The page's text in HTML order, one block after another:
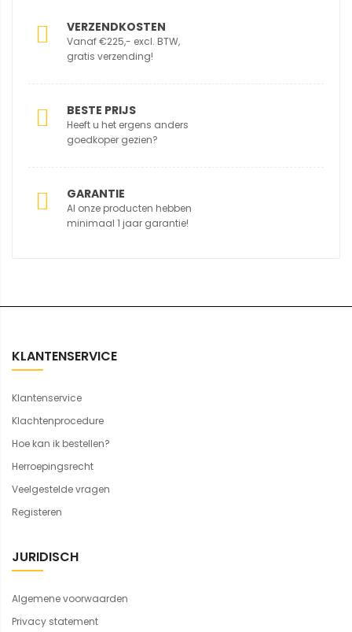
VERZENDKOSTEN
Vanaf €225,- excl. BTW,
gratis verzending!
BESTE PRIJS
Heeft u het ergens anders
goedkoper gezien?
GARANTIE
Al onze producten hebben
minimaal 1 jaar garantie!
KLANTENSERVICE
Klantenservice
Klachtenprocedure
Hoe kan ik bestellen?
Herroepingsrecht
Veelgestelde vragen
Registeren
JURIDISCH
Algemene voorwaarden
Privacy statement